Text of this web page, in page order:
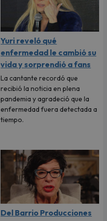
Yuri reveló qué
enfermedad le cambió su
vida y sorprendió a fans
La cantante recordó que
recibió la noticia en plena
pandemia y agradeció que la
enfermedad fuera detectada a
tiempo.
Del Barrio Producciones